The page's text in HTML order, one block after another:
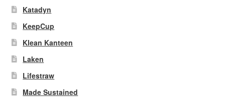
Katadyn
KeepCup
Klean Kanteen
Laken
Lifestraw
Made Sustained